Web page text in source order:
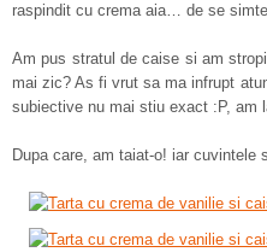
raspindit cu crema aia… de se
Am pus stratul de caise si am
mai zic? As fi vrut sa ma infrupt
subiective nu mai stiu exact :P, am
Dupa care, am taiat-o! iar cuvintele